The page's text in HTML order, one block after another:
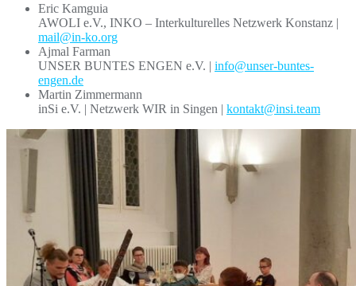
Eric Kamguia
AWOLI e.V., INKO – Interkulturelles Netzwerk Konstanz |
mail@in-ko.org
Ajmal Farman
UNSER BUNTES ENGEN e.V. | info@unser-buntes-
engen.de
Martin Zimmermann
inSi e.V. | Netzwerk WIR in Singen | kontakt@insi.team